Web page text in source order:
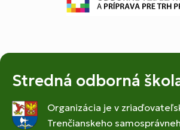
Stredná odborná
Organizácia je v
Trenčianskeho